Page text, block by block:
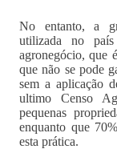
No entanto, a
utilizada no
agronegócio, que
que não se pode
sem a aplicação
ultimo Censo
pequenas
enquanto que
esta prática.